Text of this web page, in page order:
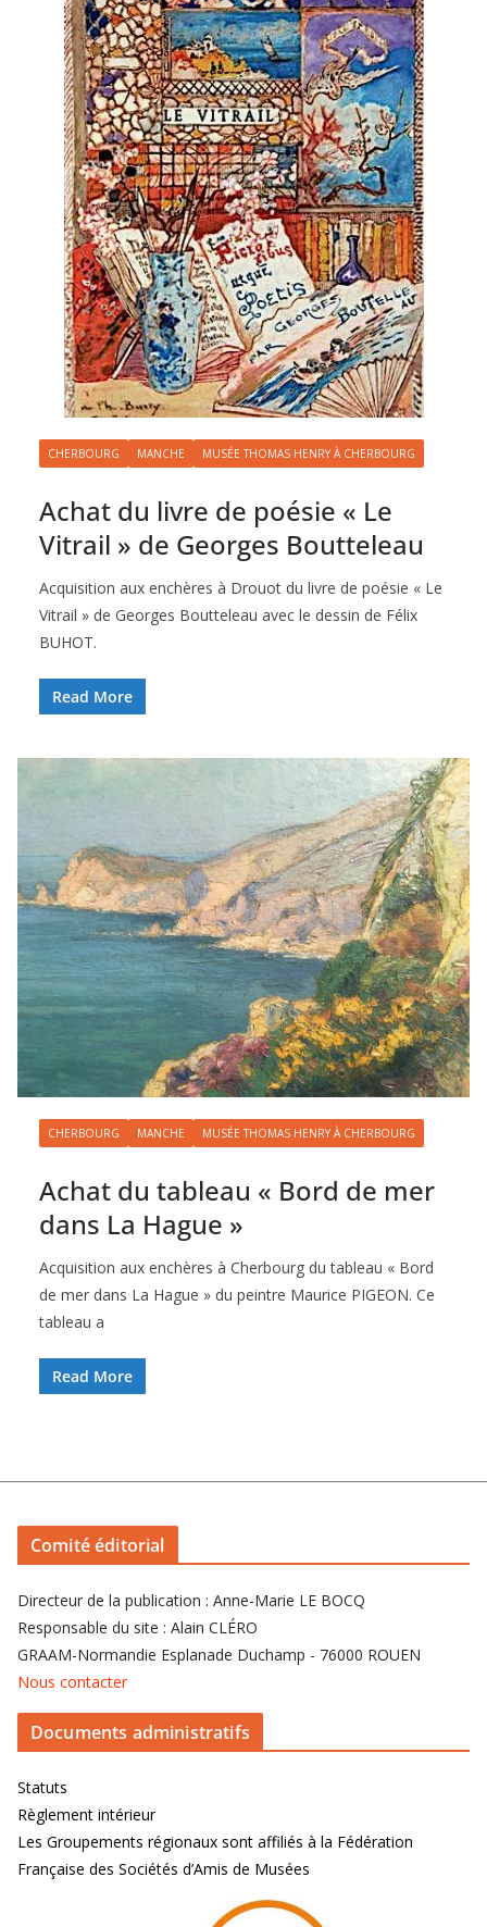
CHERBOURG MANCHE MUSÉE THOMAS HENRY À CHERBOURG
Achat du livre de poésie « Le
Vitrail » de Georges Boutteleau
Acquisition aux enchères à Drouot du livre de poésie « Le
Vitrail » de Georges Boutteleau avec le dessin de Félix
BUHOT.
Read More
CHERBOURG MANCHE MUSÉE THOMAS HENRY À CHERBOURG
Achat du tableau « Bord de mer
dans La Hague »
Acquisition aux enchères à Cherbourg du tableau « Bord
de mer dans La Hague » du peintre Maurice PIGEON. Ce
tableau a
Read More
Comité éditorial
Directeur de la publication : Anne-Marie LE BOCQ
Responsable du site : Alain CLÉRO
GRAAM-Normandie Esplanade Duchamp - 76000 ROUEN
Nous contacter
Documents administratifs
Statuts
Règlement intérieur
Les Groupements régionaux sont affiliés à la Fédération
Française des Sociétés d’Amis de Musées